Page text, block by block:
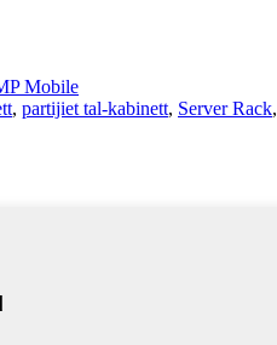
Mobile
, partijiet tal-kabinett, Server Rack,